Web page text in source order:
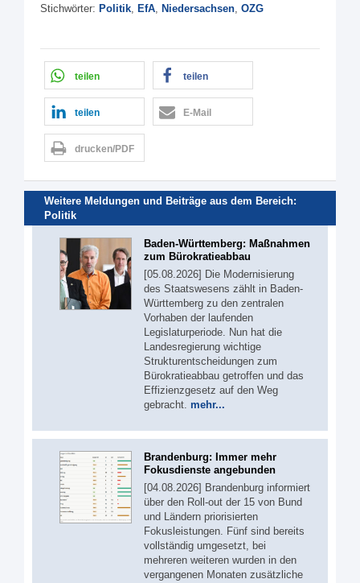
Stichwörter: Politik, EfA, Niedersachsen, OZG
teilen teilen
teilen E-Mail
drucken/PDF
Weitere Meldungen und Beiträge aus dem Bereich:
Politik
Baden-Württemberg: Maßnahmen
zum Bürokratieabbau
[05.08.2026] Die Modernisierung
des Staatswesens zählt in Baden-
Württemberg zu den zentralen
Vorhaben der laufenden
Legislaturperiode. Nun hat die
Landesregierung wichtige
Strukturentscheidungen zum
Bürokratieabbau getroffen und das
Effizienzgesetz auf den Weg
gebracht. mehr...
Brandenburg: Immer mehr
Fokusdienste angebunden
[04.08.2026] Brandenburg informiert
über den Roll-out der 15 von Bund
und Ländern priorisierten
Fokusleistungen. Fünf sind bereits
vollständig umgesetzt, bei
mehreren weiteren wurden in den
vergangenen Monaten zusätzliche